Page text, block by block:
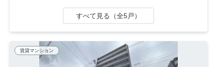
すべて見る（全5戸）
賃貸マンション